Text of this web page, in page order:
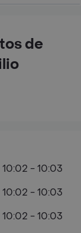
de
10:02 - 10:03
10:02 - 10:03
10:02 - 10:03